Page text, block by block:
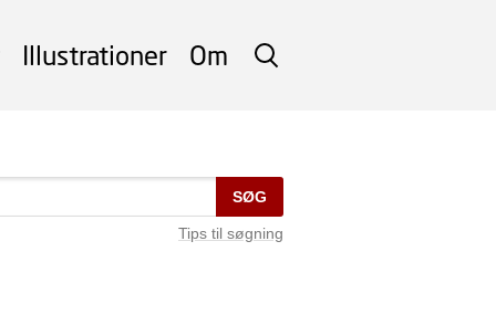
SØG
Illustrationer Om
SØG
Tips til søgning